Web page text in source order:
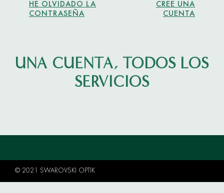
HE OLVIDADO LA
CONTRASEÑA
CREE UNA
CUENTA
UNA CUENTA, TODOS LOS
SERVICIOS
© 2021 SWAROVSKI OPTIK